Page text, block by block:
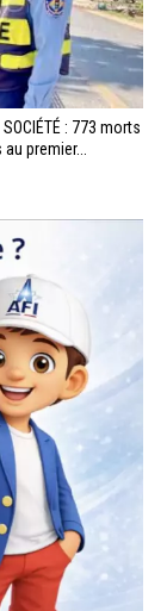
SOCIÉTÉ : 773 morts
premier...